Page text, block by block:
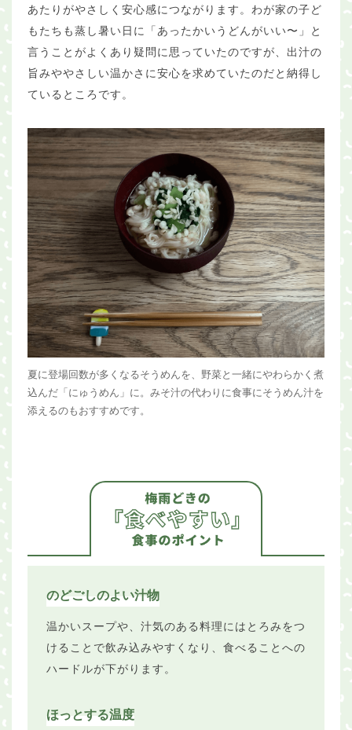
あたりがやさしく安心感につながります。わが家の子ど
もたちも蒸し暑い日に「あったかいうどんがいい〜」と
言うことがよくあり疑問に思っていたのですが、出汁の
旨みややさしい温かさに安心を求めていたのだと納得し
ているところです。
夏に登場回数が多くなるそうめんを、野菜と一緒にやわらかく煮
込んだ「にゅうめん」に。みそ汁の代わりに食事にそうめん汁を
添えるのもおすすめです。
のどごしのよい汁物
温かいスープや、汁気のある料理にはとろみをつ
けることで飲み込みやすくなり、食べることへの
ハードルが下がります。
ほっとする温度